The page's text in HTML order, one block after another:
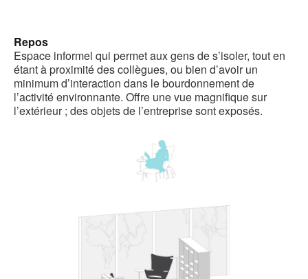
Repos
Espace informel qui permet aux gens de s’isoler, tout en
étant à proximité des collègues, ou bien d’avoir un
minimum d’interaction dans le bourdonnement de
l’activité environnante. Offre une vue magnifique sur
l’extérieur ; des objets de l’entreprise sont exposés.